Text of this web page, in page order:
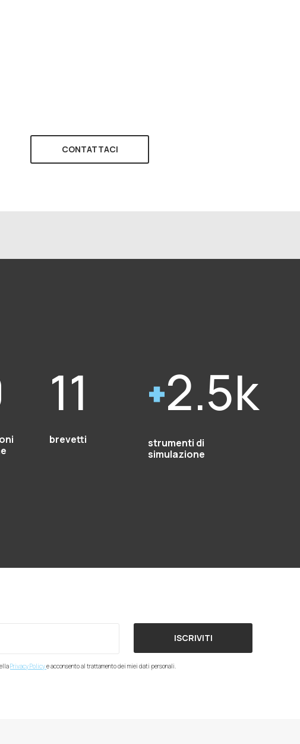
CONTATTACI
11
brevetti
2.5k
strumenti di
simulazione
Privacy Policye acconsento al trattamento dei miei dati personali.
ISCRIVITI